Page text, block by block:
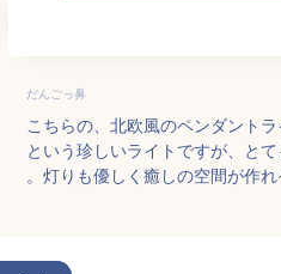
だんごっ鼻
こちらの、北欧風のペンダント
という珍しいライトですが、と
。灯りも優しく癒しの空間が作れ